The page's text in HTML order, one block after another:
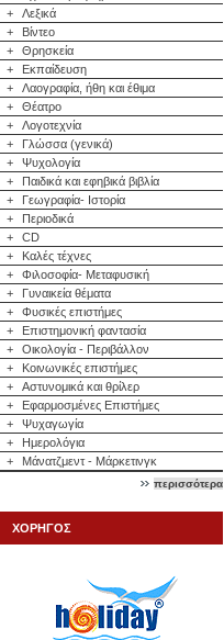
+
Λεξικά
+
Βίντεο
+
Θρησκεία
+
Εκπαίδευση
+
Λαογραφία, ήθη και έθιμα
+
Θέατρο
+
Λογοτεχνία
+
Γλώσσα (γενικά)
+
Ψυχολογία
+
Παιδικά και εφηβικά βιβλία
+
Γεωγραφία- Ιστορία
+
Περιοδικά
+
CD
+
Καλές τέχνες
+
Φιλοσοφία- Μεταφυσική
+
Γυναικεία θέματα
+
Φυσικές επιστήμες
+
Επιστημονική φαντασία
+
Οικολογία - Περιβάλλον
+
Κοινωνικές επιστήμες
+
Αστυνομικά και θρίλερ
+
Εφαρμοσμένες Επιστήμες
+
Ψυχαγωγία
+
Ημερολόγια
+
Μάνατζμεντ - Μάρκετινγκ
περισσότερα
ΧΟΡΗΓΟΣ